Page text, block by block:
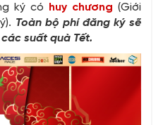
ký có
huy chương (Giới
Toàn bộ phí đăng ký sẽ
suất quà Tết.